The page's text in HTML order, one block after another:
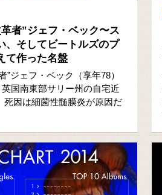
者”ジェフ・ベック〜ス
、そしてビートルズのプ
て作った名盤
”ジェフ・ベック（享年78）
国南東部サリー州の自宅近
死因は細菌性髄膜炎が原因だ